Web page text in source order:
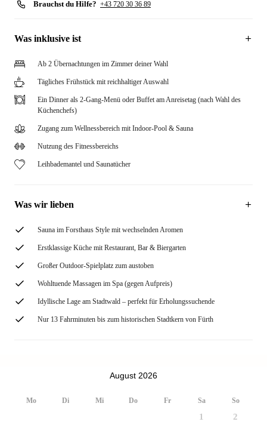
Brauchst du Hilfe? +43 720 30 36 89
Was inklusive ist
Ab 2 Übernachtungen im Zimmer deiner Wahl
Tägliches Frühstück mit reichhaltiger Auswahl
Ein Dinner als 2-Gang-Menü oder Buffet am Anreisetag (nach Wahl des
Küchenchefs)
Zugang zum Wellnessbereich mit Indoor-Pool & Sauna
Nutzung des Fitnessbereichs
Leihbademantel und Saunatücher
Was wir lieben
Sauna im Forsthaus Style mit wechselnden Aromen
Erstklassige Küche mit Restaurant, Bar & Biergarten
Großer Outdoor-Spielplatz zum austoben
Wohltuende Massagen im Spa (gegen Aufpreis)
Idyllische Lage am Stadtwald – perfekt für Erholungssuchende
Nur 13 Fahrminuten bis zum historischen Stadtkern von Fürth
August 2026
Mo Di Mi Do Fr Sa So
1 2